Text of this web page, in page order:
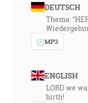
DEUTSCH
Thema:
MP3
ENGLISH
LORD we
birth!